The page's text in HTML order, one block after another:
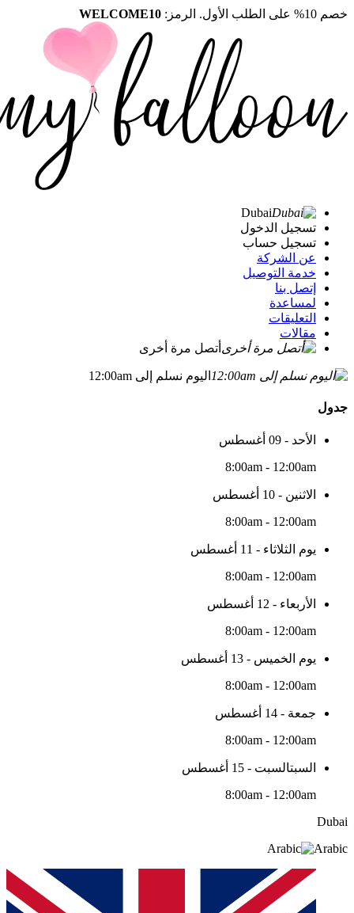
خصم 10% على الطلب الأول. الرمز: WELCOME10
Dubai
تسجيل الدخول
تسجيل حساب
عن الشركة
خدمة التوصيل
إتصل بنا
لمساعدة
التعليقات
مقالات
أتصل مرة أخرى
اليوم نسلم إلى 12:00am
جدول
الأحد - 09 أغسطس
8:00am - 12:00am
الاثنين - 10 أغسطس
8:00am - 12:00am
يوم الثلاثاء - 11 أغسطس
8:00am - 12:00am
الأربعاء - 12 أغسطس
8:00am - 12:00am
يوم الخميس - 13 أغسطس
8:00am - 12:00am
جمعة - 14 أغسطس
8:00am - 12:00am
السبتالسبت - 15 أغسطس
8:00am - 12:00am
Dubai
Arabic